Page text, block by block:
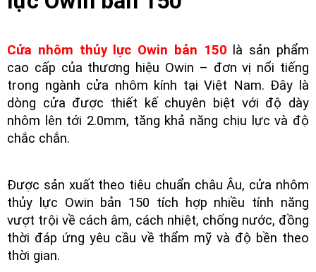
Cửa nhôm thủy lực Owin bản 150 là sản phẩm
cao cấp của thương hiệu Owin – đơn vị nổi tiếng
trong ngành cửa nhôm kính tại Việt Nam. Đây là
dòng cửa được thiết kế chuyên biệt với độ dày
nhôm lên tới 2.0mm, tăng khả năng chịu lực và độ
chắc chắn.
Được sản xuất theo tiêu chuẩn châu Âu, cửa nhôm
thủy lực Owin bản 150 tích hợp nhiều tính năng
vượt trội về cách âm, cách nhiệt, chống nước, đồng
thời đáp ứng yêu cầu về thẩm mỹ và độ bền theo
thời gian.